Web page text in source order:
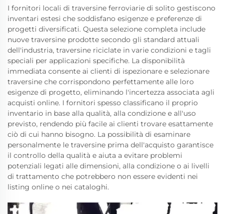
I fornitori locali di traversine ferroviarie di solito gestiscono
inventari estesi che soddisfano esigenze e preferenze di
progetti diversificati. Questa selezione completa include
nuove traversine prodotte secondo gli standard attuali
dell'industria, traversine riciclate in varie condizioni e tagli
speciali per applicazioni specifiche. La disponibilità
immediata consente ai clienti di ispezionare e selezionare
traversine che corrispondono perfettamente alle loro
esigenze di progetto, eliminando l'incertezza associata agli
acquisti online. I fornitori spesso classificano il proprio
inventario in base alla qualità, alla condizione e all'uso
previsto, rendendo più facile ai clienti trovare esattamente
ciò di cui hanno bisogno. La possibilità di esaminare
personalmente le traversine prima dell'acquisto garantisce
il controllo della qualità e aiuta a evitare problemi
potenziali legati alle dimensioni, alla condizione o ai livelli
di trattamento che potrebbero non essere evidenti nei
listing online o nei cataloghi.